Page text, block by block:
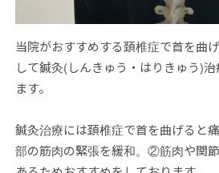
当院がおすすめする頚椎症で首を曲
して鍼灸(しんきゅう・はりきゅう)
ます。
鍼灸治療には頚椎症で首を曲げると
部の筋肉の緊張を緩和。②筋肉や関